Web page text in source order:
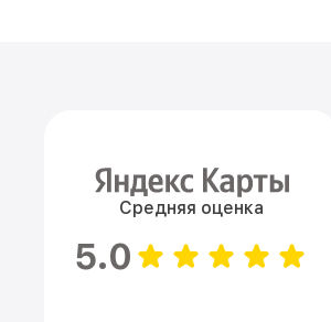
Средняя оценка
5.0